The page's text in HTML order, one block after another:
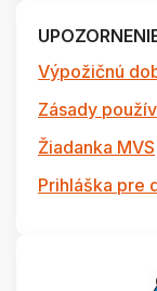
Výpožičnú
Zásady
Žiadanka MVS
Prihláška pre